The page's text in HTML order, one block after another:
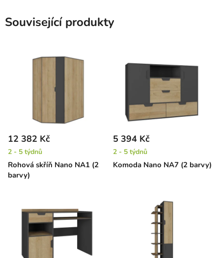
Související produkty
Rohová skříň Nano NA1 (2
barvy)
12 382 Kč
2 - 5 týdnů
Komoda Nano NA7 (2 barvy)
5 394 Kč
2 - 5 týdnů